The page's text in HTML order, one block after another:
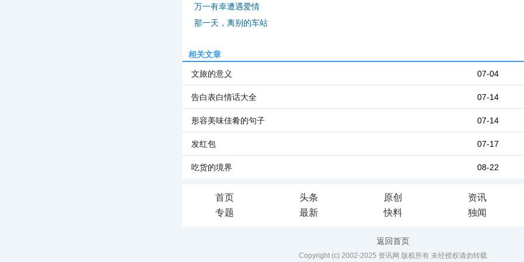
万一有幸遭遇爱情
那一天，离别的车站
相关文章
07-04
文旅的意义
07-14
告白表白情话大全
07-14
形容美味佳肴的句子
07-17
发红包
08-22
吃货的境界
首页 头条 原创
资讯
专题
最新 快料 独闻
返回首页
Copyright (c) 2002-2025 资讯网 版权所有 未经授权请勿转载